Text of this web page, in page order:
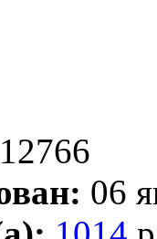
12766
06